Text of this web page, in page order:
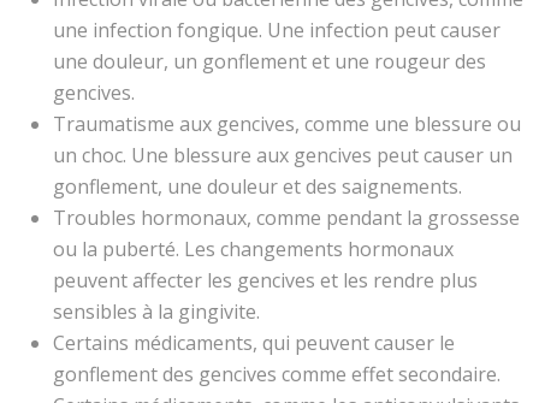
une infection fongique. Une infection peut causer
une douleur, un gonflement et une rougeur des
gencives.
Traumatisme aux gencives, comme une blessure ou
un choc. Une blessure aux gencives peut causer un
gonflement, une douleur et des saignements.
Troubles hormonaux, comme pendant la grossesse
ou la puberté. Les changements hormonaux
peuvent affecter les gencives et les rendre plus
sensibles à la gingivite.
Certains médicaments, qui peuvent causer le
gonflement des gencives comme effet secondaire.